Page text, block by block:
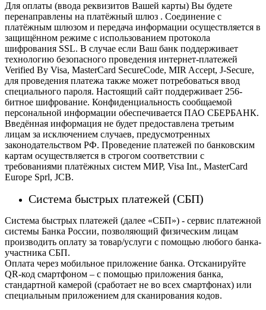
Для оплаты (ввода реквизитов Вашей карты) Вы будете
перенаправлены на платёжный шлюз . Соединение с
платёжным шлюзом и передача информации осуществляется в
защищённом режиме с использованием протокола
шифрования SSL. В случае если Ваш банк поддерживает
технологию безопасного проведения интернет-платежей
Verified By Visa, MasterCard SecureCode, MIR Accept, J-Secure,
для проведения платежа также может потребоваться ввод
специального пароля. Настоящий сайт поддерживает 256-
битное шифрование. Конфиденциальность сообщаемой
персональной информации обеспечивается ПАО СБЕРБАНК.
Введённая информация не будет предоставлена третьим
лицам за исключением случаев, предусмотренных
законодательством РФ. Проведение платежей по банковским
картам осуществляется в строгом соответствии с
требованиями платёжных систем МИР, Visa Int., MasterCard
Europe Sprl, JCB.
Система быстрых платежей (СБП)
Система быстрых платежей (далее «СБП») - сервис платежной
системы Банка России, позволяющий физическим лицам
производить оплату за товар/услуги с помощью любого банка-
участника СБП.
Оплата через мобильное приложение банка. Отсканируйте
QR-код смартфоном – с помощью приложения банка,
стандартной камерой (сработает не во всех смартфонах) или
специальным приложением для сканирования кодов.